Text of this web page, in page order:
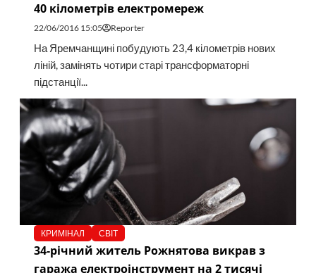
40 кілометрів електромереж
22/06/2016 15:05 Reporter
На Яремчанщині побудують 23,4 кілометрів нових
ліній, замінять чотири старі трансформаторні
підстанції...
КРИМІНАЛ СВІТ
34-річний житель Рожнятова викрав з
гаража електроінструмент на 2 тисячі